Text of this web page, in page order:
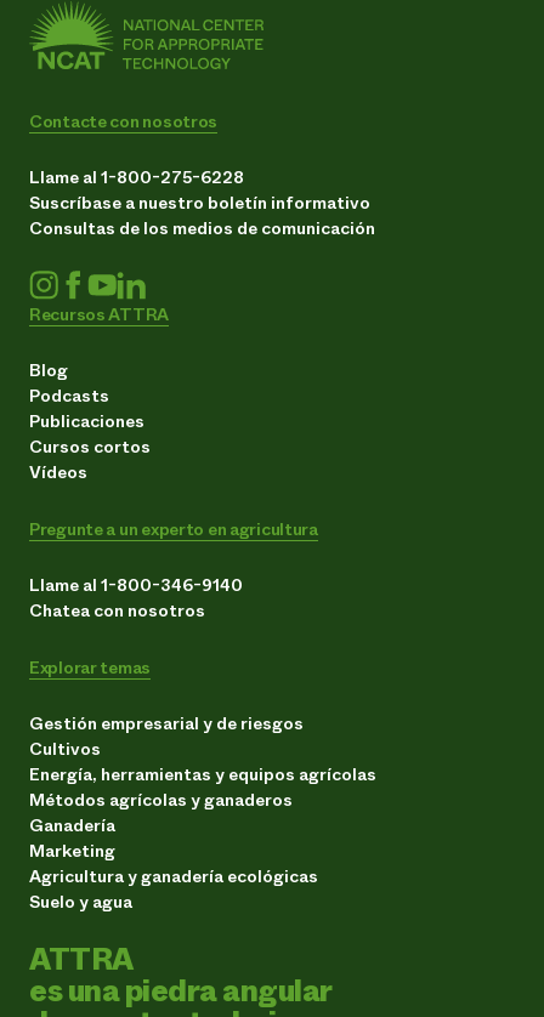
Contacte con nosotros
Llame al 1-800-275-6228
Suscríbase a nuestro boletín informativo
Consultas de los medios de comunicación
Recursos ATTRA
Blog
Podcasts
Publicaciones
Cursos cortos
Vídeos
Pregunte a un experto en agricultura
Llame al 1-800-346-9140
Chatea con nosotros
Explorar temas
Gestión empresarial y de riesgos
Cultivos
Energía, herramientas y equipos agrícolas
Métodos agrícolas y ganaderos
Ganadería
Marketing
Agricultura y ganadería ecológicas
Suelo y agua
ATTRA
es una piedra angular